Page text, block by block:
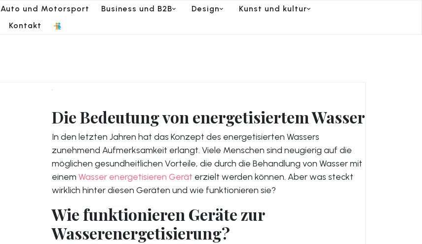
Auto und Motorsport Business und B2B Design
Kunst und kultur
Kontakt
Die Bedeutung von energetisiertem Wasser
In den letzten Jahren hat das Konzept des energetisierten Wassers
zunehmend Aufmerksamkeit erlangt. Viele Menschen sind neugierig auf die
möglichen gesundheitlichen Vorteile, die durch die Behandlung von Wasser mit
einem Wasser energetisieren Gerät erzielt werden können. Aber was steckt
wirklich hinter diesen Geräten und wie funktionieren sie?
Wie funktionieren Geräte zur
Wasserenergetisierung?